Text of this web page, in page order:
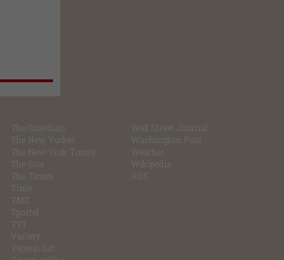
The Guardian
The New Yorker
The New York Times
The Sun
The Times
Time
TMZ
Tportal
TV1
Variety
Večenji list
Wall Street Journal
Washington Post
Weather
Wikipedia
RSS